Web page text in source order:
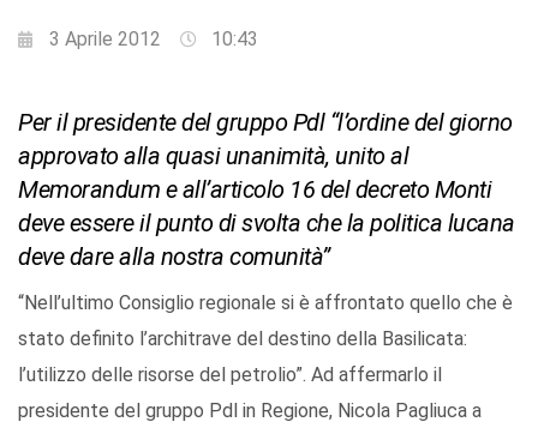
3 Aprile 2012 10:43
Per il presidente del gruppo Pdl “l’ordine del giorno
approvato alla quasi unanimità, unito al
Memorandum e all’articolo 16 del decreto Monti
deve essere il punto di svolta che la politica lucana
deve dare alla nostra comunità”
“Nell’ultimo Consiglio regionale si è affrontato quello che è
stato definito l’architrave del destino della Basilicata:
l’utilizzo delle risorse del petrolio”. Ad affermarlo il
presidente del gruppo Pdl in Regione, Nicola Pagliuca a